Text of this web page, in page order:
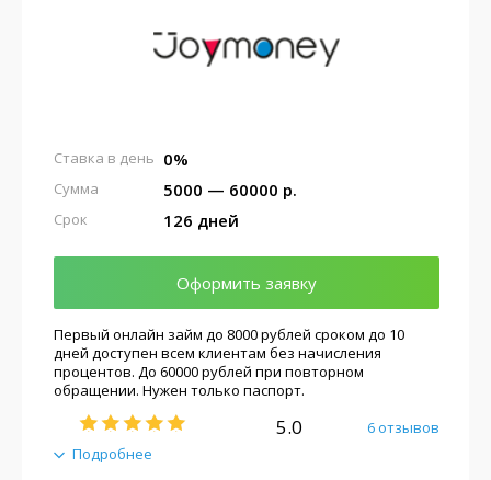
0%
Ставка в день
5000 — 60000 р.
Сумма
126 дней
Срок
Оформить заявку
Подробнее
Первый онлайн займ до 8000 рублей сроком до 10
дней доступен всем клиентам без начисления
процентов. До 60000 рублей при повторном
обращении. Нужен только паспорт.
5.0 6 отзывов